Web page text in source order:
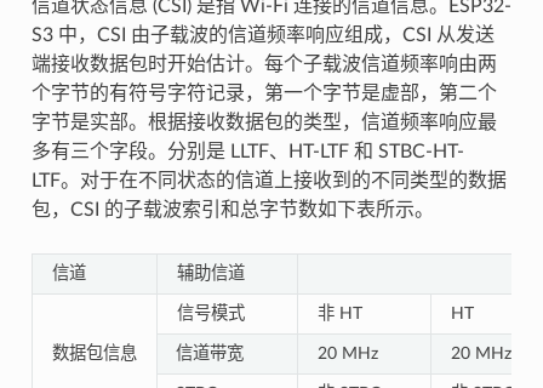
信道状态信息 (CSI) 是指 Wi-Fi 连接的信道信息。ESP32-
S3 中，CSI 由子载波的信道频率响应组成，CSI 从发送
端接收数据包时开始估计。每个子载波信道频率响由两
个字节的有符号字符记录，第一个字节是虚部，第二个
字节是实部。根据接收数据包的类型，信道频率响应最
多有三个字段。分别是 LLTF、HT-LTF 和 STBC-HT-
LTF。对于在不同状态的信道上接收到的不同类型的数据
包，CSI 的子载波索引和总字节数如下表所示。
信道 辅助信道
数据包信息
信号模式 非 HT HT
信道带宽 20 MHz 20 MHz